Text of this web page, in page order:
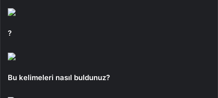
?
Bu kelimeleri nasıl buldunuz?